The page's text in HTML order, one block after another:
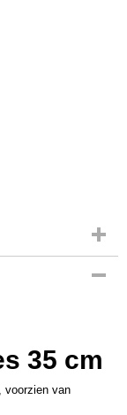
35 cm
voorzien van